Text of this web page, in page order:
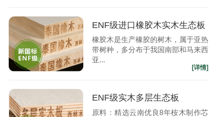
ENF级进口橡胶木实木生态板
橡胶木是生产橡胶的树木，属于亚热
带树种，多分布于我国南部和马来西
亚...
[详情]
ENF级实木多层生态板
原料：精选云南优良8年桉木制作芯